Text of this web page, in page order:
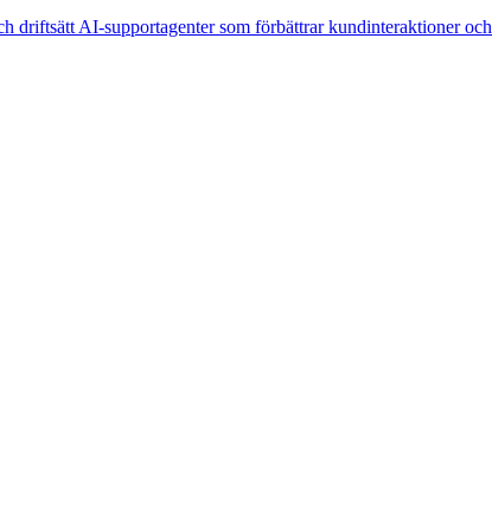
driftsätt AI-supportagenter som förbättrar kundinteraktioner